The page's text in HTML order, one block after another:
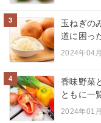
3
玉ねぎの
道に困っ
2024年04
4
香味野菜
ともに一
2024年01